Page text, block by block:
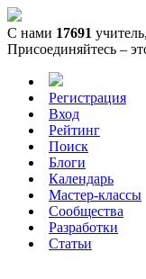
С нами 17691 учитель,
Присоединяйтесь –
Регистрация
Вход
Рейтинг
Поиск
Блоги
Календарь
Мастер-классы
Сообщества
Разработки
Статьи